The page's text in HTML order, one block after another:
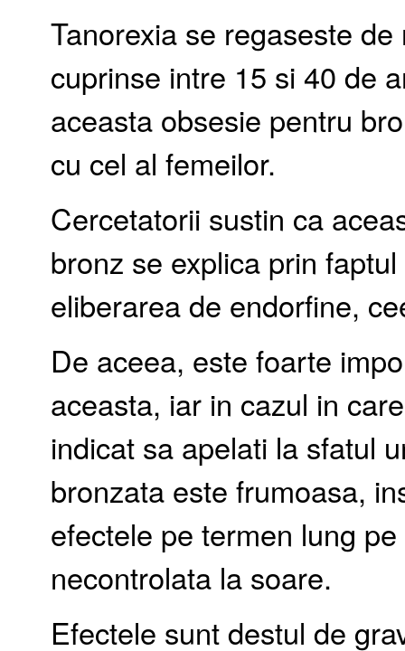
Tanorexia se regaseste
cuprinse intre 15 si 40 de
aceasta obsesie pentru
cu cel al femeilor.
Cercetatorii sustin ca
bronz se explica prin
eliberarea de endorfine,
De aceea, este foarte
aceasta, iar in cazul in
indicat sa apelati la sfatul
bronzata este frumoasa,
efectele pe termen lung
necontrolata la soare.
Efectele sunt destul de